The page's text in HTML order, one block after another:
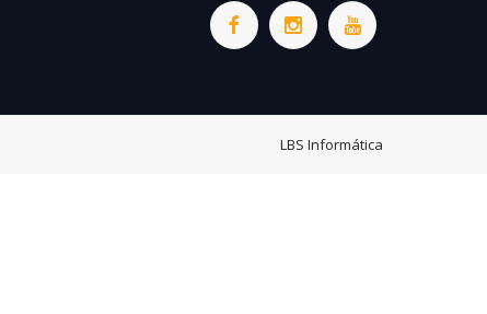
LBS Informática